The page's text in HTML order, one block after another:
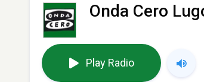
Onda Cero
Play Radio